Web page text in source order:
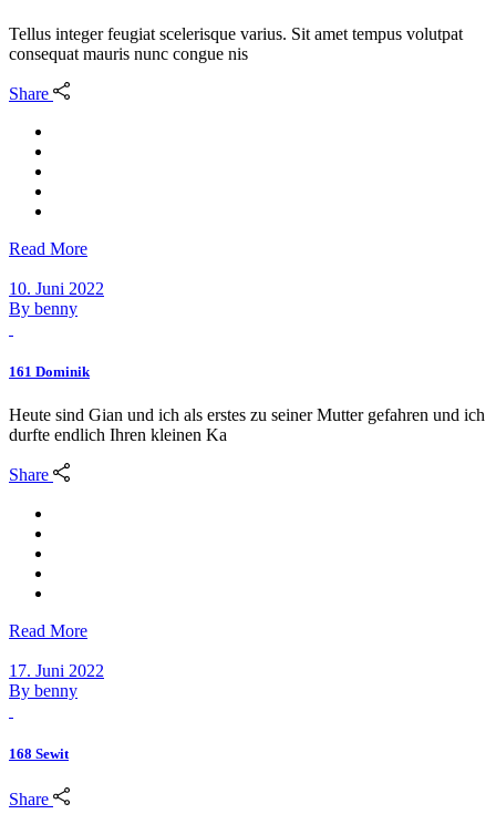
Tellus integer feugiat scelerisque varius. Sit amet tempus volutpat
consequat mauris nunc congue nis
Share
Read More
10. Juni 2022
By benny
161 Dominik
Heute sind Gian und ich als erstes zu seiner Mutter gefahren und ich
durfte endlich Ihren kleinen Ka
Share
Read More
17. Juni 2022
By benny
168 Sewit
Share